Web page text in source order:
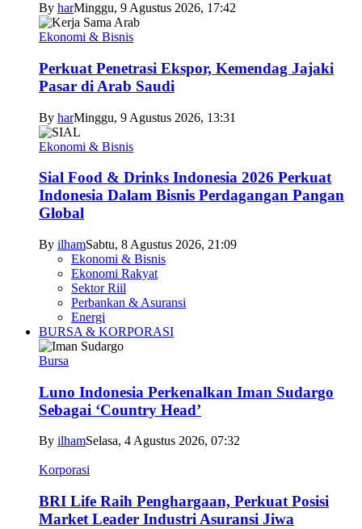
By harMinggu, 9 Agustus 2026, 17:42
Ekonomi & Bisnis
Perkuat Penetrasi Ekspor, Kemendag Jajaki
Pasar di Arab Saudi
By harMinggu, 9 Agustus 2026, 13:31
Ekonomi & Bisnis
Sial Food & Drinks Indonesia 2026 Perkuat
Indonesia Dalam Bisnis Perdagangan Pangan
Global
By ilhamSabtu, 8 Agustus 2026, 21:09
Ekonomi & Bisnis
Ekonomi Rakyat
Sektor Riil
Perbankan & Asuransi
Energi
BURSA & KORPORASI
Bursa
Luno Indonesia Perkenalkan Iman Sudargo
Sebagai ‘Country Head’
By ilhamSelasa, 4 Agustus 2026, 07:32
Korporasi
BRI Life Raih Penghargaan, Perkuat Posisi
Market Leader Industri Asuransi Jiwa